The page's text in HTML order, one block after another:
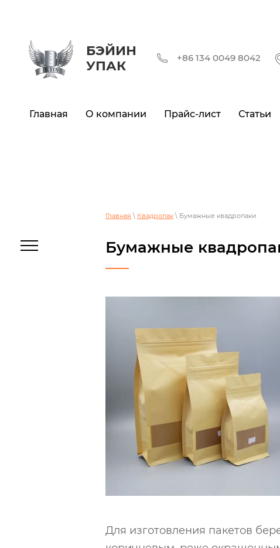
БЭЙИН
УПАК
+86 134 0049 8042
Главная О компании Прайс-лист Статьи
Главная \ Квадропак \ Бумажные квадропаки
Бумажные
Для изготовления пакетов